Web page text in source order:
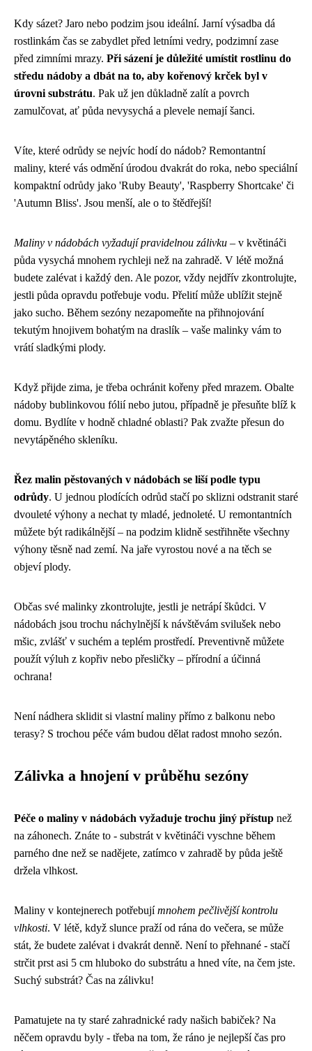
Kdy sázet? Jaro nebo podzim jsou ideální. Jarní výsadba dá
rostlinkám čas se zabydlet před letními vedry, podzimní zase
před zimními mrazy. Při sázení je důležité umístit rostlinu do
středu nádoby a dbát na to, aby kořenový krček byl v
úrovni substrátu. Pak už jen důkladně zalít a povrch
zamulčovat, ať půda nevysychá a plevele nemají šanci.
Víte, které odrůdy se nejvíc hodí do nádob? Remontantní
maliny, které vás odmění úrodou dvakrát do roka, nebo speciální
kompaktní odrůdy jako 'Ruby Beauty', 'Raspberry Shortcake' či
'Autumn Bliss'. Jsou menší, ale o to štědřejší!
Maliny v nádobách vyžadují pravidelnou zálivku – v květináči
půda vysychá mnohem rychleji než na zahradě. V létě možná
budete zalévat i každý den. Ale pozor, vždy nejdřív zkontrolujte,
jestli půda opravdu potřebuje vodu. Přelití může ublížit stejně
jako sucho. Během sezóny nezapomeňte na přihnojování
tekutým hnojivem bohatým na draslík – vaše malinky vám to
vrátí sladkými plody.
Když přijde zima, je třeba ochránit kořeny před mrazem. Obalte
nádoby bublinkovou fólií nebo jutou, případně je přesuňte blíž k
domu. Bydlíte v hodně chladné oblasti? Pak zvažte přesun do
nevytápěného skleníku.
Řez malin pěstovaných v nádobách se liší podle typu
odrůdy. U jednou plodících odrůd stačí po sklizni odstranit staré
dvouleté výhony a nechat ty mladé, jednoleté. U remontantních
můžete být radikálnější – na podzim klidně sestřihněte všechny
výhony těsně nad zemí. Na jaře vyrostou nové a na těch se
objeví plody.
Občas své malinky zkontrolujte, jestli je netrápí škůdci. V
nádobách jsou trochu náchylnější k návštěvám svilušek nebo
mšic, zvlášť v suchém a teplém prostředí. Preventivně můžete
použít výluh z kopřiv nebo přesličky – přírodní a účinná
ochrana!
Není nádhera sklidit si vlastní maliny přímo z balkonu nebo
terasy? S trochou péče vám budou dělat radost mnoho sezón.
Zálivka a hnojení v průběhu sezóny
Péče o maliny v nádobách vyžaduje trochu jiný přístup než
na záhonech. Znáte to - substrát v květináči vyschne během
parného dne než se nadějete, zatímco v zahradě by půda ještě
držela vlhkost.
Maliny v kontejnerech potřebujímnohem pečlivější kontrolu
vlhkosti. V létě, když slunce praží od rána do večera, se může
stát, že budete zalévat i dvakrát denně. Není to přehnané - stačí
strčit prst asi 5 cm hluboko do substrátu a hned víte, na čem jste.
Suchý substrát? Čas na zálivku!
Pamatujete na ty staré zahradnické rady našich babiček? Na
něčem opravdu byly - třeba na tom, že ráno je nejlepší čas pro